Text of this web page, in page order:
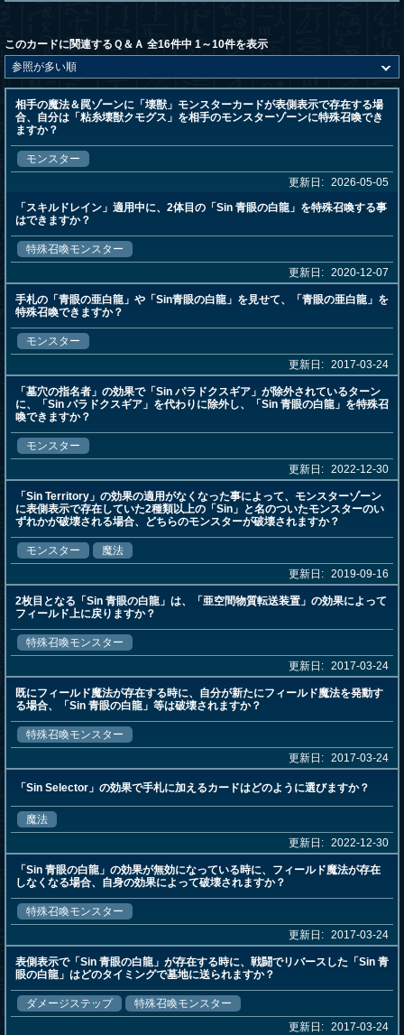
このカードに関連するＱ＆Ａ 全16件中 1～10件を表示
相手の魔法＆罠ゾーンに「壊獣」モンスターカードが表側表示で存在する場
合、自分は「粘糸壊獣クモグス」を相手のモンスターゾーンに特殊召喚でき
ますか？
モンスター
更新日: 2026-05-05
「スキルドレイン」適用中に、2体目の「Sin 青眼の白龍」を特殊召喚する事
はできますか？
特殊召喚モンスター
更新日: 2020-12-07
手札の「青眼の亜白龍」や「Sin青眼の白龍」を見せて、「青眼の亜白龍」を
特殊召喚できますか？
モンスター
更新日: 2017-03-24
「墓穴の指名者」の効果で「Sin パラドクスギア」が除外されているターン
に、「Sin パラドクスギア」を代わりに除外し、「Sin 青眼の白龍」を特殊召
喚できますか？
モンスター
更新日: 2022-12-30
「Sin Territory」の効果の適用がなくなった事によって、モンスターゾーン
に表側表示で存在していた2種類以上の「Sin」と名のついたモンスターのい
ずれかが破壊される場合、どちらのモンスターが破壊されますか？
モンスター
魔法
更新日: 2019-09-16
2枚目となる「Sin 青眼の白龍」は、「亜空間物質転送装置」の効果によって
フィールド上に戻りますか？
特殊召喚モンスター
更新日: 2017-03-24
既にフィールド魔法が存在する時に、自分が新たにフィールド魔法を発動す
る場合、「Sin 青眼の白龍」等は破壊されますか？
特殊召喚モンスター
更新日: 2017-03-24
「Sin Selector」の効果で手札に加えるカードはどのように選びますか？
魔法
更新日: 2022-12-30
「Sin 青眼の白龍」の効果が無効になっている時に、フィールド魔法が存在
しなくなる場合、自身の効果によって破壊されますか？
特殊召喚モンスター
更新日: 2017-03-24
表側表示で「Sin 青眼の白龍」が存在する時に、戦闘でリバースした「Sin 青
眼の白龍」はどのタイミングで墓地に送られますか？
ダメージステップ
特殊召喚モンスター
更新日: 2017-03-24